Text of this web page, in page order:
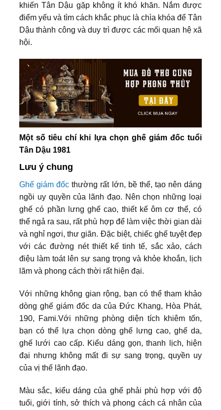
khiến Tân Dậu gặp không ít khó khăn. Nắm được
điểm yếu và tìm cách khắc phục là chìa khóa để Tân
Dậu thành công và duy trì được các mối quan hệ xã
hội.
Một số tiêu chí khi lựa chọn ghế giám đốc tuổi
Tân Dậu 1981
Lưu ý chung
Ghế giám đốc thường rất lớn, bề thế, tạo nên dáng
ngồi uy quyền của lãnh đạo. Nên chọn những loại
ghế có phần lưng ghế cao, thiết kế ôm cơ thể, có
thể ngả ra sau, rất phù hợp để làm việc thời gian dài
và nghỉ ngơi, thư giãn. Đặc biệt, chiếc ghế tuyệt đẹp
với các đường nét thiết kế tinh tế, sắc xảo, cách
điệu làm toát lên sự sang trọng và khỏe khoắn, lịch
lãm và phong cách thời rất hiện đại.
Với những không gian rộng, bạn có thể tham khảo
dòng ghế giám đốc da của Đức Khang, Hòa Phát,
190, Fami.Với những phòng diện tích khiêm tốn,
bạn có thể lựa chọn dòng ghế lưng cao, ghế da,
ghế lưới cao cấp. Kiểu dáng gọn, thanh lịch, hiện
đại nhưng không mất đi sự sang trọng, quyền uy
của vị thế lãnh đạo.
Màu sắc, kiểu dáng của ghế phải phù hợp với độ
tuổi, giới tính, sở thích và phong cách cá nhân của